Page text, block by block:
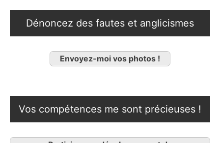
Dénoncez des fautes et anglicismes
Envoyez-moi vos photos !
Vos compétences me sont précieuses !